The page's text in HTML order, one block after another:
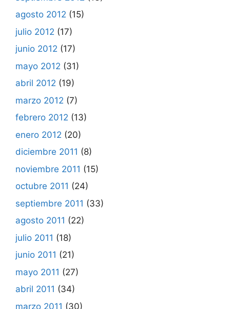
agosto 2012 (15)
julio 2012 (17)
junio 2012 (17)
mayo 2012 (31)
abril 2012 (19)
marzo 2012 (7)
febrero 2012 (13)
enero 2012 (20)
diciembre 2011 (8)
noviembre 2011 (15)
octubre 2011 (24)
septiembre 2011 (33)
agosto 2011 (22)
julio 2011 (18)
junio 2011 (21)
mayo 2011 (27)
abril 2011 (34)
marzo 2011 (30)